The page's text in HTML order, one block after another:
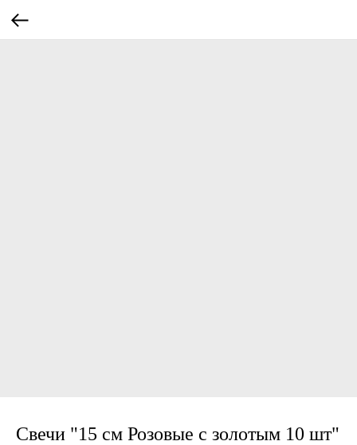
Свечи "15 см Розовые с золотым 10 шт"